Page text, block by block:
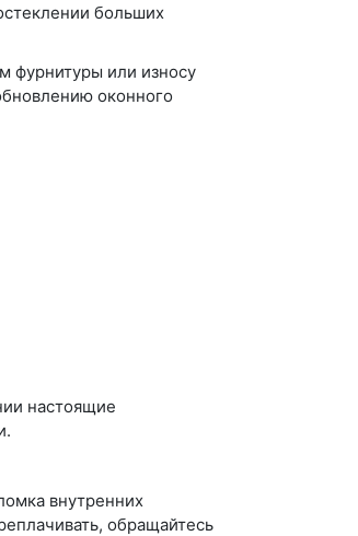
больших
фурнитуры или износу
оконного
настоящие
внутренних
обращайтесь